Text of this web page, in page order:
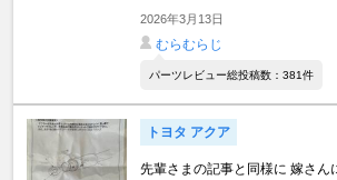
2026年3月13日
むらむらじ
パーツレビュー総投稿数：381件
トヨタ アクア
先輩さまの記事と同様に 嫁さん